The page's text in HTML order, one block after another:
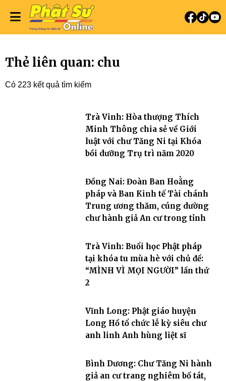
Thẻ liên quan: chu
Có 223 kết quả tìm kiếm
Trà Vinh: Hòa thượng Thích
Minh Thông chia sẻ về Giới
luật với chư Tăng Ni tại Khóa
bồi dưỡng Trụ trì năm 2020
Đồng Nai: Đoàn Ban Hoằng
pháp và Ban Kinh tế Tài chánh
Trung ương thăm, cúng dường
chư hành giả An cư trong tỉnh
Trà Vinh: Buổi học Phật pháp
tại khóa tu mùa hè với chủ đề:
“MÌNH VÌ MỌI NGƯỜI” lần thứ
2
Vĩnh Long: Phật giáo huyện
Long Hồ tổ chức lễ kỳ siêu chư
anh linh Anh hùng liệt sĩ
Bình Dương: Chư Tăng Ni hành
giả an cư trang nghiêm bố tát,